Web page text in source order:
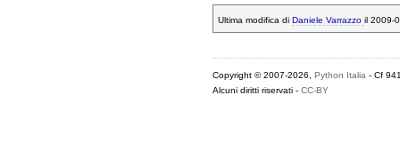
Ultima modifica di Daniele Varrazzo il 2009-
Copyright © 2007-2026, Python Italia - Cf
Alcuni diritti riservati - CC-BY